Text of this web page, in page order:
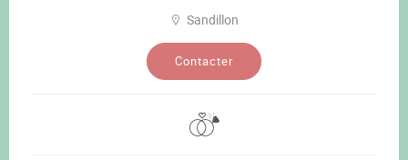
Sandillon
Contacter